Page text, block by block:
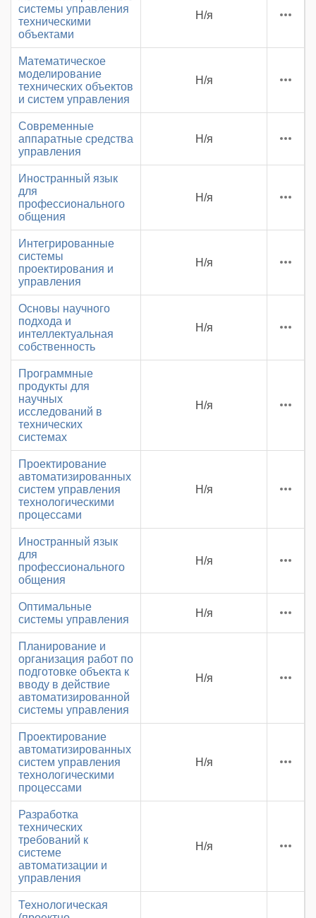
системы управления
техническими
объектами
Н/я
Математическое
моделирование
технических объектов
и систем управления
Н/я
Современные
аппаратные средства
управления
Н/я
Иностранный язык
для
профессионального
общения
Н/я
Интегрированные
системы
проектирования и
управления
Н/я
Основы научного
подхода и
интеллектуальная
собственность
Н/я
Программные
продукты для
научных
исследований в
технических
системах
Н/я
Проектирование
автоматизированных
систем управления
технологическими
процессами
Н/я
Иностранный язык
для
профессионального
общения
Н/я
Оптимальные
системы управления
Н/я
Планирование и
организация работ по
подготовке объекта к
вводу в действие
автоматизированной
системы управления
Н/я
Проектирование
автоматизированных
систем управления
технологическими
процессами
Н/я
Разработка
технических
требований к
системе
автоматизации и
управления
Н/я
Технологическая